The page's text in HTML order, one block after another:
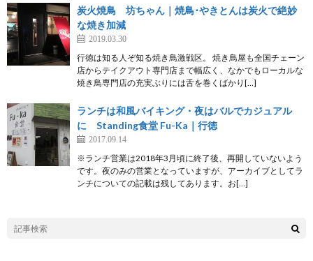
炭火焼鳥 坊ちゃん｜焼鳥･やきとんは炭火で絶妙
な焼き加減
2019.03.30
行徳は知る人ぞ知る焼き鳥激戦区。 焼き鳥屋も全国チェーン
店からテイクアウト専門店まで幅広く、なかでもローカルな
焼き鳥専門店の充実ぶりには舌を巻くばかり[…]
ランチは和風バイキング・夜はバルでカジュアル
に Standing食堂 Fu-Ka｜行徳
2017.09.14
※ランチ営業は2018年3月頃に終了後、再開していないよう
です。夜のみの営業となっていますが、アーカイブとしてラ
ンチについての記載は残してあります。お[…]